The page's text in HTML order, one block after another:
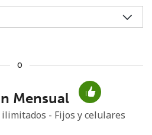
No se ha creado una contraseña
minúscula
o
Mensual
- Fijos y celulares